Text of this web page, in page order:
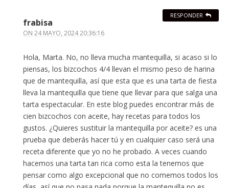
frabisa
ON 24 MAYO, 2024 20:36:16
Hola, Marta. No, no lleva mucha mantequilla, si acaso si lo
piensas, los bizcochos 4/4 llevan el mismo peso de harina
que de mantequilla, así que esta que es una tarta de fiesta
lleva la mantequilla que tiene que llevar para que salga una
tarta espectacular. En este blog puedes encontrar más de
cien bizcochos con aceite, hay recetas para todos los
gustos. ¿Quieres sustituir la mantequilla por aceite? es una
prueba que deberás hacer tú y en cualquier caso será una
receta diferente que yo no he probado. A veces cuando
hacemos una tarta tan rica como esta la tenemos que
pensar como algo excepcional que no comemos todos los
RESPONDER